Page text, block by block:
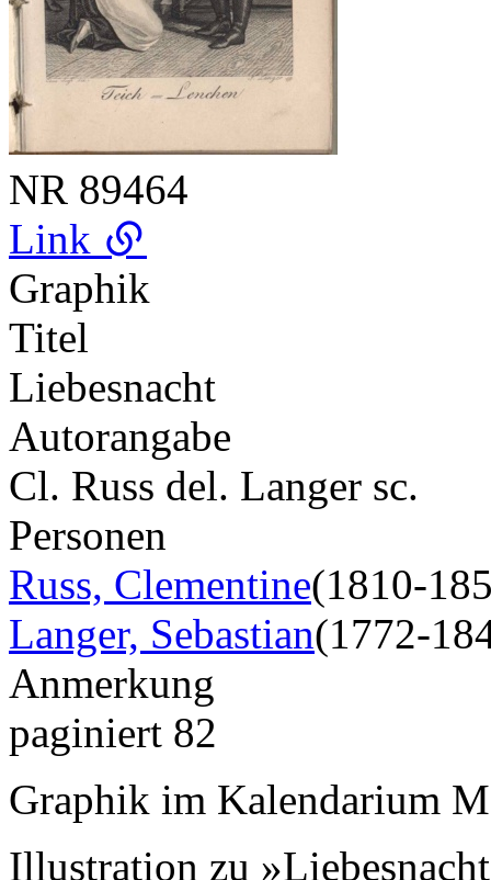
NR 89464
Link
Graphik
Titel
Liebesnacht
Autorangabe
Cl. Russ del. Langer sc.
Personen
Russ, Clementine(1810-
Langer, Sebastian(1772-
Anmerkung
paginiert 82
Graphik im Kalendarium
Illustration zu